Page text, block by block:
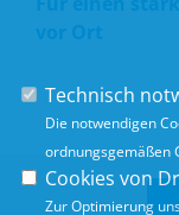
vor Ort
Technisch
Die notwendigen
ordnungsgemäßen
Cookies von
Zur Optimierung